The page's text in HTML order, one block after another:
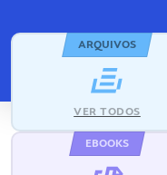
ARQUIVOS
VER TODOS
EBOOKS